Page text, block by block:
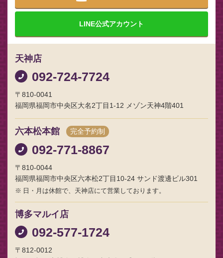
LINE公式アカウント
天神店
092-724-7724
〒810-0041
福岡県福岡市中央区大名2丁目1-12 メゾン天神4階401
六本松本館 完全予約制
092-771-8867
〒810-0044
福岡県福岡市中央区六本松2丁目10-24 サンド渡邊ビル301
日・月は休館で、天神店にて営業しております。
博多マルイ店
092-577-1724
〒812-0012